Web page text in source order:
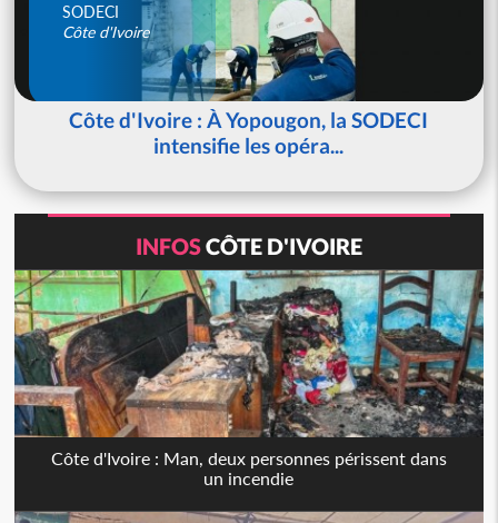
SODECI
Côte d'Ivoire
Côte d'Ivoire : À Yopougon, la SODECI
intensifie les opéra...
INFOSCÔTE D'IVOIRE
Côte d'Ivoire : Man, deux personnes périssent dans
un incendie